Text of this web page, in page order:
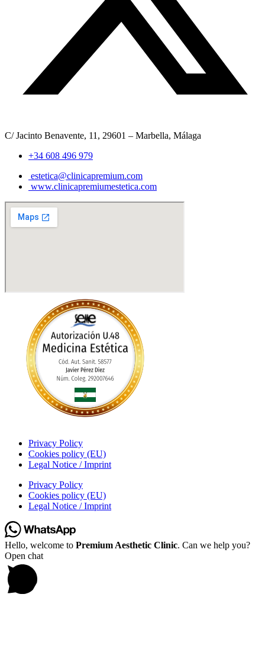
C/ Jacinto Benavente, 11, 29601 – Marbella, Málaga
+34 608 496 979
estetica@clinicapremium.com
www.clinicapremiumestetica.com
Privacy Policy
Cookies policy (EU)
Legal Notice / Imprint
Privacy Policy
Cookies policy (EU)
Legal Notice / Imprint
Hello, welcome to Premium Aesthetic Clinic. Can we help you?
Open chat